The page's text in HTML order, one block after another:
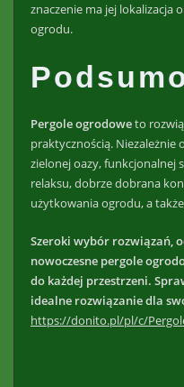
znaczenie ma jej lokalizacja
ogrodu.
Pergole ogrodoweto
praktycznością. Niezależnie
zielonej oazy, funkcjonalnej
relaksu, dobrze dobrana
użytkowania ogrodu, a
Szeroki wybór rozwiązań,
nowoczesne pergole
do każdej przestrzeni.
idealne rozwiązanie dla
https://donito.pl/pl/c/